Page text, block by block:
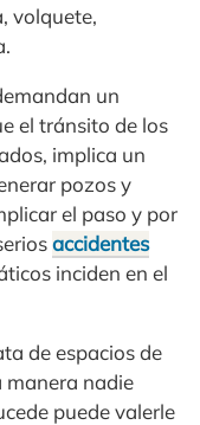
volquete,
un
el tránsito de los
implica un
pozos y
el paso y por
accidentes
inciden en el
de espacios de
manera nadie
puede valerle